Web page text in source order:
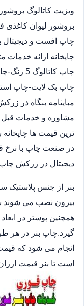
ویزیت کاتالوگ
بروشور لیوان کاغذی
چاپ افست و دیجیتال
چاپخانه ارائه
چاپ
چاپ بک لایت-چاپ
مباینامه بنگاه در
مشاوره و خدمات قبل
ترین قیمت ها
در صنعت چاپ با نرخ
دیجیتال در زرکش
بنر از جنس پلاستیک
بیرون نصب می شوند
همچنین پوستر در
گیرد.چاپ بنر در هر
انجام می شود که
است تا بنر قیمت